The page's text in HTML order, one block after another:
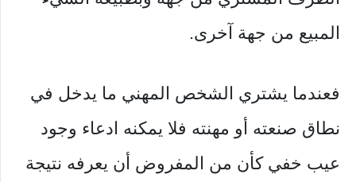
المبيع من جهة آخرى.
فعندما يشتري الشخص المهني ما يدخل في
نطاق صنعته أو مهنته فلا يمكنه ادعاء وجود
عيب خفي كأن من المفروض أن يعرفه نتيجة